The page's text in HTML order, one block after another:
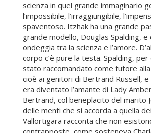
scienza in quel grande immaginario
l’impossibile, l’irraggiungibile,
spaventoso. Itzhak ha una grande
grande modello, Douglas Spalding, e
ondeggia tra la scienza e l’amore.
corpo c’è pure la testa. Spalding,
stato raccomandato come tutore
cioè ai genitori di Bertrand Russell, e
era diventato l’amante di Lady
Bertrand, col beneplacito del marito
delle menti che si accorda a quella
Vallortigara racconta che non
contrapposte, come sosteneva